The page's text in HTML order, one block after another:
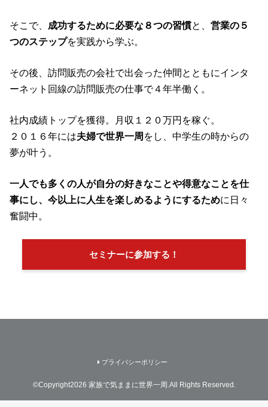
そこで、 成功するために必要な８つの習慣と、営業の５
つのステップを実践から学ぶ。
その後、訪問販売の会社で出会った仲間とともにインタ
ーネット回線の訪問販売の仕事で４年半働く。
社内成績トップを獲得。月収１２０万円を稼ぐ。
２０１６年には夫婦で世界一周 をし、中学生の時からの
夢が叶う。
一人でも多くの人が自分の好きなことや得意なことを仕
事にし、今以上に人生を楽しめるようにするために日々
奮闘中。
セミナーに参加する！
プライバシーポリシー
©Copyright2026 家族で気ままに世界一周 .All Rights Reserved.